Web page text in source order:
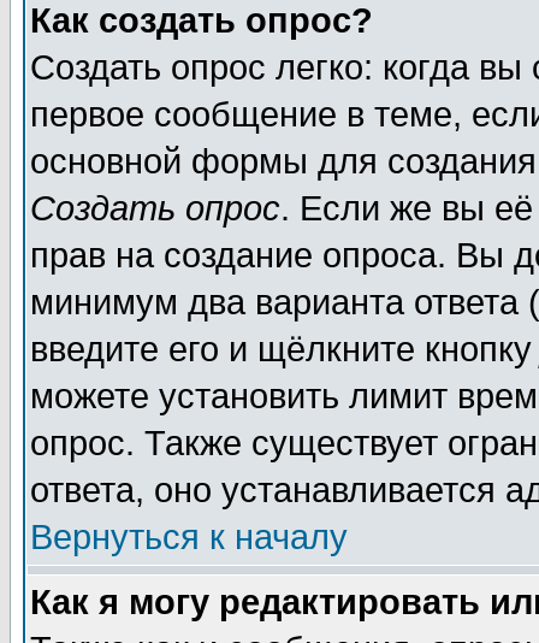
Как создать опрос?
Создать опрос легко: когда
первое сообщение в теме,
основной формы для
Создать опрос. Если же вы её
прав на создание опроса. Вы
минимум два варианта ответа
введите его и щёлкните
можете установить лимит
опрос. Также существует
ответа, оно устанавливается
Вернуться к началу
Как я могу редактировать